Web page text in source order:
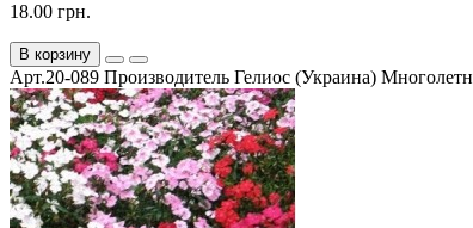
18.00 грн.
В корзину
Арт.20-089 Производитель Гелиос (Украина)